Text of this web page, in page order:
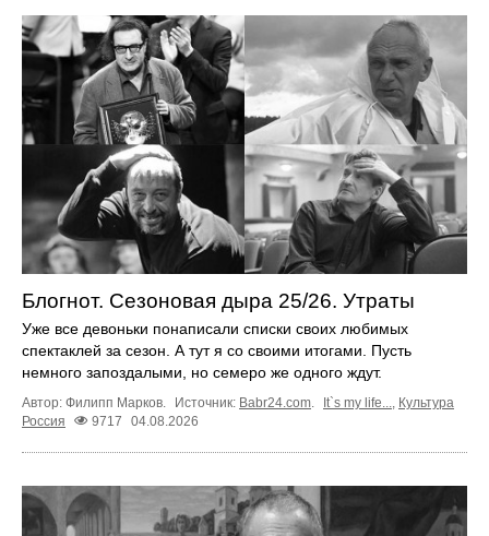
Блогнот. Сезоновая дыра 25/26. Утраты
Уже все девоньки понаписали списки своих любимых
спектаклей за сезон. А тут я со своими итогами. Пусть
немного запоздалыми, но семеро же одного ждут.
Автор: Филипп Марков. Источник: Babr24.com It`s my life...
Культура
Россия
9717 04.08.2026